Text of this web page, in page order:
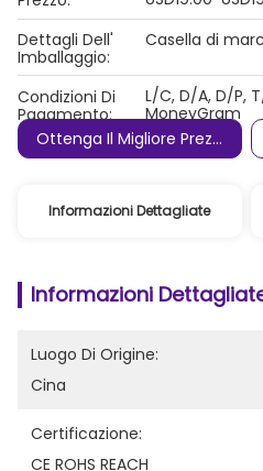
Dettagli Dell'
Imballaggio:
Casella di
Condizioni Di
Pagamento:
L/C, D/A, D/P,
MoneyGram
Ottenga Il Migliore Prezzo
Informazioni Dettagliate
Informazioni
Luogo Di Origine:
Cina
Certificazione:
CE ROHS REACH